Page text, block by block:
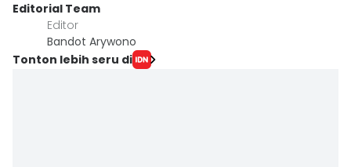
Editorial Team
Editor
Bandot Arywono
Tonton lebih seru di